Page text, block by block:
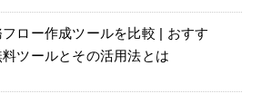
ロー作成ツールを比較 | おすす
ツールとその活用法とは